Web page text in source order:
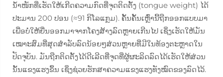
ນ້ຳໜັກທີ່ເຮັດໃຫ້ເກີດຄວາມກົດທີ່ຈຸດຕິດຕັ້ງ (tongue weight) ໄດ້
ປະມານ 200 ປອນ (≈91 ກິໂລແກຼມ). ຄັ້ນຄັ້ນເຫຼົ່ານີ້ຖືກອອກແບບມາ
ເພື່ອບໍ່ໃຫ້ຍື່ນອອກມາຈາກໂຄງສ້າງລົດຫຼາຍເກີນໄປ ເຊິ່ງເຮັດໃຫ້ມັນ
ເໝາະສົມທີ່ສຸດສຳລັບລົດນ້ອຍໆສ່ວນຫຼາຍທີ່ມີໃນທ້ອງຕະຫຼາດໃນ
ປັດຈຸບັນ. ມັນຖືກຕິດຕັ້ງໄດ້ດີເລີດທີ່ຈຸດທີ່ຜູ້ຜະລິດລົດໄດ້ເຮັດໃຫ້ສ່ວນ
ນັ້ນແຂງແຮງຂຶ້ນ ເຊິ່ງຊ່ວຍຮັກສາຄວາມແຂງແຮງທັງໝົດຂອງລົດໄວ້.